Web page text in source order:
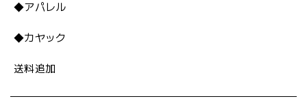
◆アパレル
◆カヤック
送料追加